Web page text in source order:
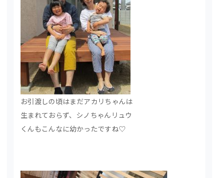
お引渡しの頃はまだアカリちゃんは
生まれておらず、シノちゃんリュウ
くんもこんなに幼かったですね♡